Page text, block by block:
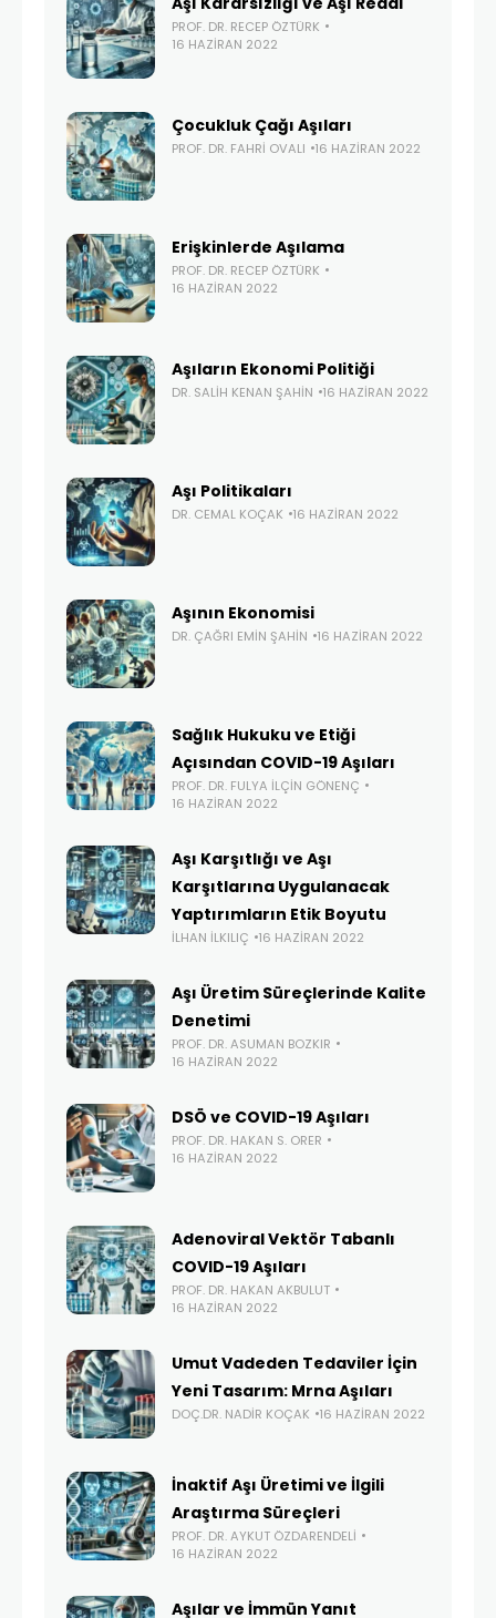
PROF. DR. RECEP ÖZTÜRK
16 HAZIRAN 2022
Çocukluk Çağı Aşıları
PROF. DR. FAHRI OVALI 16 HAZIRAN 2022
Erişkinlerde Aşılama
PROF. DR. RECEP ÖZTÜRK
16 HAZIRAN 2022
Aşıların Ekonomi Politiği
DR. SALIH KENAN ŞAHIN 16 HAZIRAN 2022
Aşı Politikaları
DR. CEMAL KOÇAK 16 HAZIRAN 2022
Aşının Ekonomisi
DR. ÇAĞRI EMIN ŞAHIN 16 HAZIRAN 2022
Sağlık Hukuku ve Etiği
Açısından COVID-19 Aşıları
PROF. DR. FULYA İLÇIN GÖNENÇ
16 HAZIRAN 2022
Aşı Karşıtlığı ve Aşı
Karşıtlarına Uygulanacak
Yaptırımların Etik Boyutu
İLHAN İLKILIÇ 16 HAZIRAN 2022
Aşı Üretim Süreçlerinde Kalite
Denetimi
PROF. DR. ASUMAN BOZKIR
16 HAZIRAN 2022
DSÖ ve COVID-19 Aşıları
PROF. DR. HAKAN S. ORER
16 HAZIRAN 2022
Adenoviral Vektör Tabanlı
COVID-19 Aşıları
PROF. DR. HAKAN AKBULUT
16 HAZIRAN 2022
Umut Vadeden Tedaviler İçin
Yeni Tasarım: Mrna Aşıları
DOÇ.DR. NADIR KOÇAK 16 HAZIRAN 2022
İnaktif Aşı Üretimi ve İlgili
Araştırma Süreçleri
PROF. DR. AYKUT ÖZDARENDELI
16 HAZIRAN 2022
Aşılar ve İmmün Yanıt